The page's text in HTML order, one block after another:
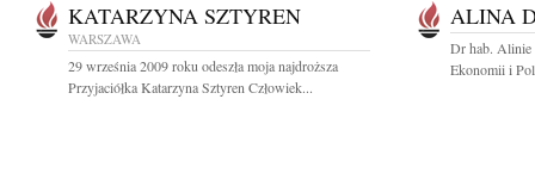
KATARZYNA SZTYREN
WARSZAWA
29 września 2009 roku odeszła moja najdroższa
Przyjaciółka Katarzyna Sztyren Człowiek...
ALINA
Dr hab.
Ekonomii i